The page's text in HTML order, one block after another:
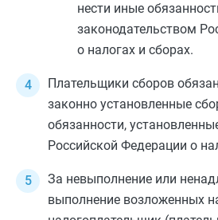
нести иные
законодательством
о налогах и сборах.
Плательщики сборов
законно установленные
обязанности,
Российской Федерации о
За невыполнение или
выполнение возложенных